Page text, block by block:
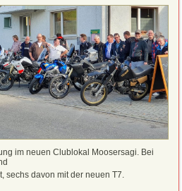
im neuen Clublokal Moosersagi. Bei
sechs davon mit der neuen T7.